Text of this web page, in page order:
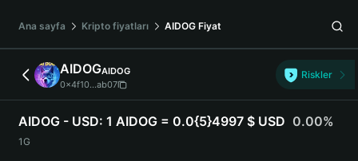
Français
Deutsch
简体中文
繁體中文
Português (Portugal)
Bahasa Indonesia
ภาษาไทย
Ana sayfa Kripto fiyatları AIDOG Fiyat
AIDOGAIDOG
0x4f10...ab07
Riskler
AIDOG - USD: 1 AIDOG = 0.0{5}4997 $ USD 0.00%
1G